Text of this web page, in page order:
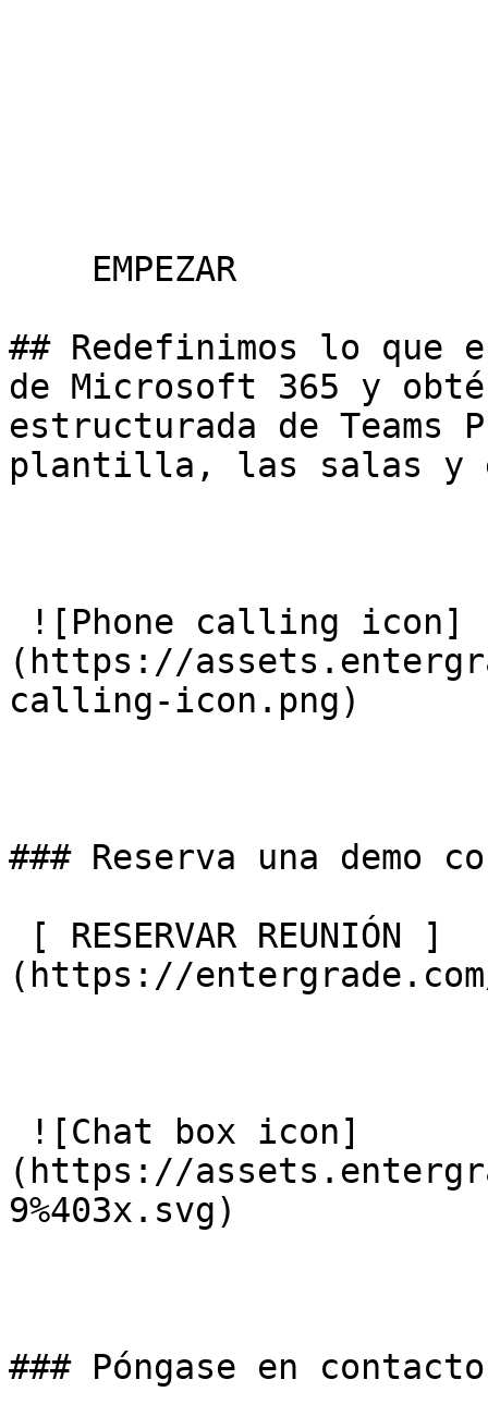
## Redefinimos lo que
de Microsoft 365 y
estructurada de
plantilla, las salas y
(https://
calling-icon.png)
### Reserva una demo
(https://
(https://
9%403x.svg)
### Póngase en